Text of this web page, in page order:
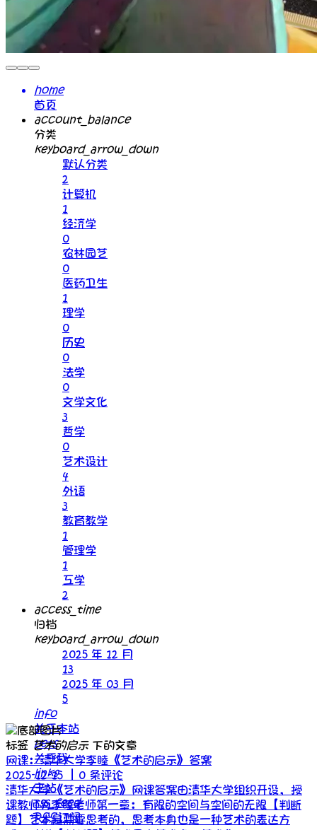
home
首页
account_balance
分类
keyboard_arrow_down
默认分类
2
计算机
1
经济学
0
农林园艺
0
医药卫生
1
理学
0
历史
0
法学
0
文学文化
3
哲学
0
艺术设计
4
外语
3
教育教学
1
管理学
1
工学
2
access_time
归档
keyboard_arrow_down
2025 年 12 月
13
2025 年 03 月
5
info
关于本站
pets
关于我
links
主站
rss_feed
RSS订阅
标签 艺术的启示下的文章
网课：清华大学李睦《艺术的启示》答案
2025-12-15 ｜0 条评论
清华大学《艺术的启示》网课答案由清华大学组织开设，授
课教师为李睦老师第一章：有限的空间与空间的无限【判断
题】艺术是需要思考的，思考本身也是一种艺术的表达方